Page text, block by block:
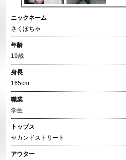
ニックネーム
さくぽちゃ
年齢
19歳
身長
165cm
職業
学生
トップス
セカンドストリート
アウター